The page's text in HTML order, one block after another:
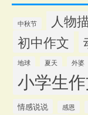
中秋节 人物
初中作文
地球
夏天 外婆
小学生
情感说说 感恩